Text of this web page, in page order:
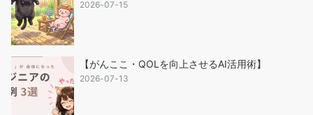
2026-07-15
【がんここ・QOLを向上させるAI活用術】
2026-07-13